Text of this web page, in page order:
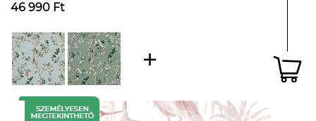
46 990 Ft